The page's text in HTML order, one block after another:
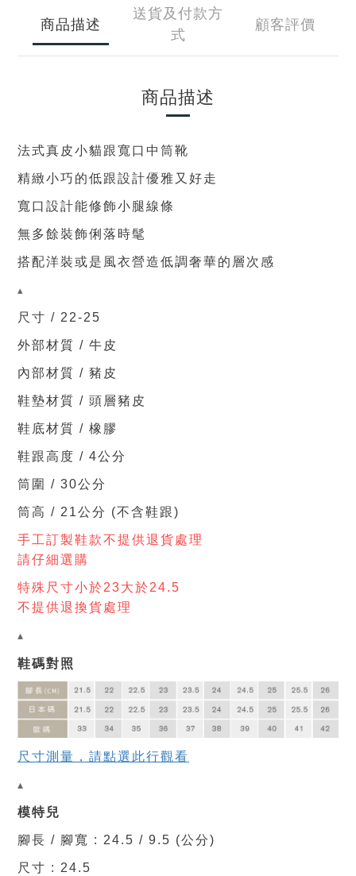
商品描述
送貨及付款方
式
顧客評價
商品描述
法式真皮小貓跟寬口中筒靴
精緻小巧的低跟設計優雅又好走
寬口設計能修飾小腿線條
無多餘裝飾俐落時髦
搭配洋裝或是風衣營造低調奢華的層次感
▴
尺寸 / 22-25
外部材質 / 牛皮
內部材質 / 豬皮
鞋墊材質 / 頭層豬皮
鞋底材質 / 橡膠
鞋跟高度 / 4公分
筒圍 / 30公分
筒高 / 21公分 (不含鞋跟)
手工訂製鞋款不提供退貨處理
請仔細選購
特殊尺寸小於23大於24.5
不提供退換貨處理
▴
鞋碼對照
尺寸測量，請點選此行觀看
▴
模特兒
腳長 / 腳寬 : 24.5 / 9.5 (公分)
尺寸 : 24.5